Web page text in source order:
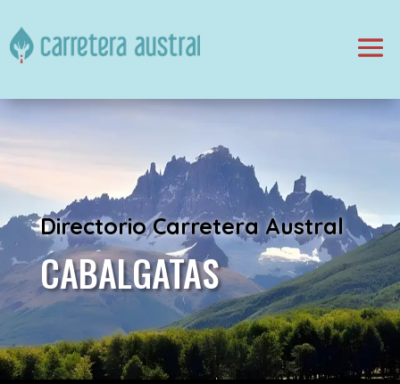
Directorio Carretera Austral
CABALGATAS